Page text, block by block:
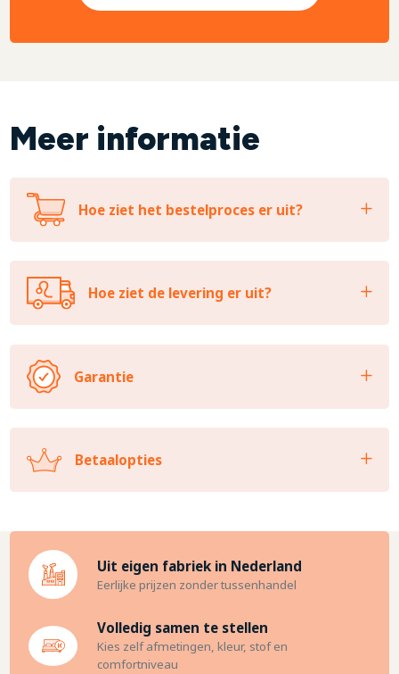
Meer informatie
Hoe ziet het bestelproces er uit?
Hoe ziet de levering er uit?
Garantie
Betaalopties
Uit eigen fabriek in Nederland
Eerlijke prijzen zonder tussenhandel
Volledig samen te stellen
Kies zelf afmetingen, kleur, stof en
comfortniveau